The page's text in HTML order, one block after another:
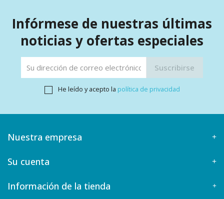
Infórmese de nuestras últimas
noticias y ofertas especiales
He leído y acepto la política de privacidad
Nuestra empresa
Su cuenta
Información de la tienda